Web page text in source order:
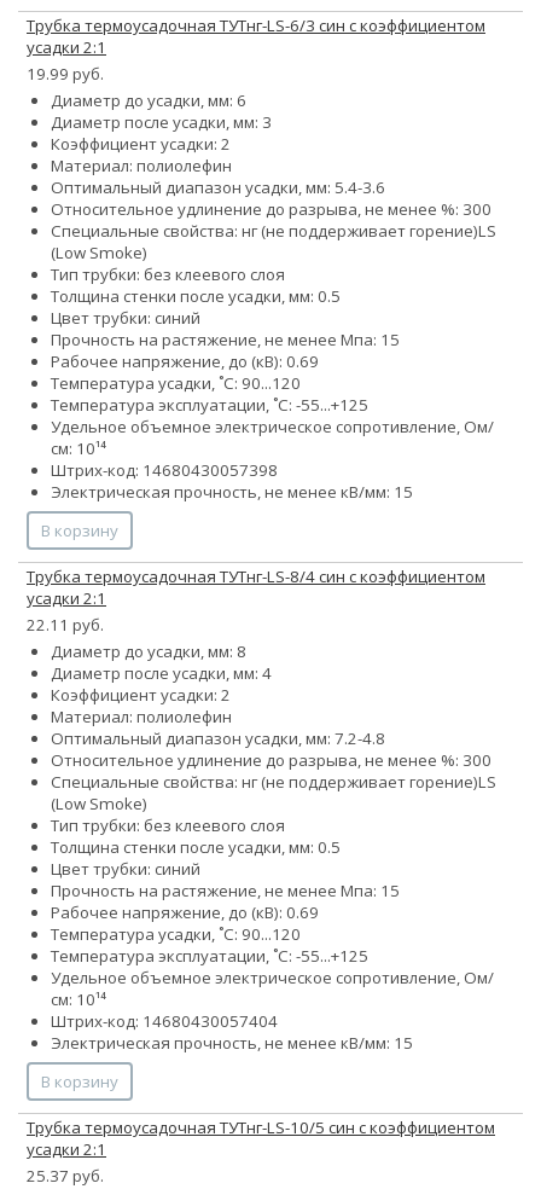
Трубка термоусадочная ТУТнг-LS-6/3 син с коэффициентом
усадки 2:1
19.99 руб.
Диаметр до усадки, мм: 6
Диаметр после усадки, мм: 3
Коэффициент усадки: 2
Материал: полиолефин
Оптимальный диапазон усадки, мм: 5.4-3.6
Относительное удлинение до разрыва, не менее %: 300
Специальные свойства: нг (не поддерживает горение)LS
(Low Smoke)
Тип трубки: без клеевого слоя
Толщина стенки после усадки, мм: 0.5
Цвет трубки: синий
Прочность на растяжение, не менее Мпа: 15
Рабочее напряжение, до (кВ): 0.69
Температура усадки, ˚С: 90...120
Температура эксплуатации, ˚С: -55...+125
Удельное объемное электрическое сопротивление, Ом/
см: 10¹⁴
Штрих-код: 14680430057398
Электрическая прочность, не менее кВ/мм: 15
В корзину
Трубка термоусадочная ТУТнг-LS-8/4 син с коэффициентом
усадки 2:1
22.11 руб.
Диаметр до усадки, мм: 8
Диаметр после усадки, мм: 4
Коэффициент усадки: 2
Материал: полиолефин
Оптимальный диапазон усадки, мм: 7.2-4.8
Относительное удлинение до разрыва, не менее %: 300
Специальные свойства: нг (не поддерживает горение)LS
(Low Smoke)
Тип трубки: без клеевого слоя
Толщина стенки после усадки, мм: 0.5
Цвет трубки: синий
Прочность на растяжение, не менее Мпа: 15
Рабочее напряжение, до (кВ): 0.69
Температура усадки, ˚С: 90...120
Температура эксплуатации, ˚С: -55...+125
Удельное объемное электрическое сопротивление, Ом/
см: 10¹⁴
Штрих-код: 14680430057404
Электрическая прочность, не менее кВ/мм: 15
В корзину
Трубка термоусадочная ТУТнг-LS-10/5 син с коэффициентом
усадки 2:1
25.37 руб.